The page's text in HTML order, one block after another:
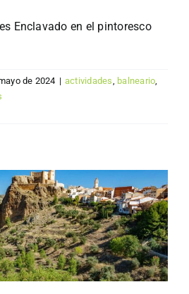
Enclavado en el pintoresco
de 2024 | actividades balneario